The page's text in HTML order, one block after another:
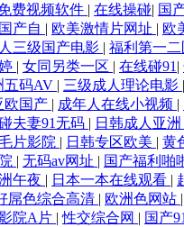
费视频软件 | 在线操碰| 国
产自 | 欧美激情片网址 | 欧
三级国产电影 | 福利第一二
| 女同另类一区 | 在线碰91 |
五码AV | 三级成人理论电影 |
欧国产 | 成年人在线小视频 |
夫妻91无码 | 日韩成人亚洲
片影院 | 日韩专区欧美 | 黄
| 无码av网址 | 国产福利啪
午夜 | 日本一本在线观看 |
屌色综合高清 | 欧洲色网站 |
院A片 |性交综合网 | 国产